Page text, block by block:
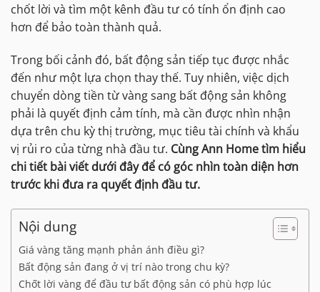
chốt lời và tìm một kênh đầu tư có tính ổn định cao
hơn để bảo toàn thành quả.
Trong bối cảnh đó, bất động sản tiếp tục được nhắc
đến như một lựa chọn thay thế. Tuy nhiên, việc dịch
chuyển dòng tiền từ vàng sang bất động sản không
phải là quyết định cảm tính, mà cần được nhìn nhận
dựa trên chu kỳ thị trường, mục tiêu tài chính và khẩu
vị rủi ro của từng nhà đầu tư. Cùng Ann Home tìm hiểu
chi tiết bài viết dưới đây để có góc nhìn toàn diện hơn
trước khi đưa ra quyết định đầu tư.
Nội dung
Giá vàng tăng mạnh phản ánh điều gì?
Bất động sản đang ở vị trí nào trong chu kỳ?
Chốt lời vàng để đầu tư bất động sản có phù hợp lúc